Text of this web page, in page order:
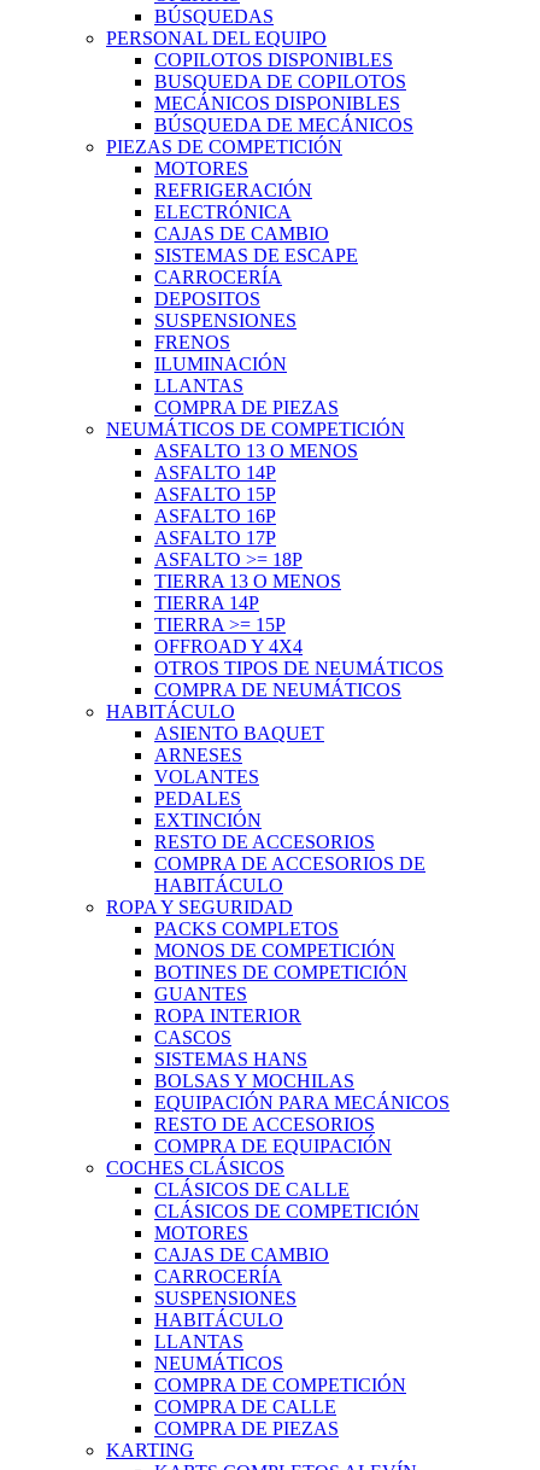
BÚSQUEDAS
PERSONAL DEL EQUIPO
COPILOTOS DISPONIBLES
BUSQUEDA DE COPILOTOS
MECÁNICOS DISPONIBLES
BÚSQUEDA DE MECÁNICOS
PIEZAS DE COMPETICIÓN
MOTORES
REFRIGERACIÓN
ELECTRÓNICA
CAJAS DE CAMBIO
SISTEMAS DE ESCAPE
CARROCERÍA
DEPOSITOS
SUSPENSIONES
FRENOS
ILUMINACIÓN
LLANTAS
COMPRA DE PIEZAS
NEUMÁTICOS DE COMPETICIÓN
ASFALTO 13 O MENOS
ASFALTO 14P
ASFALTO 15P
ASFALTO 16P
ASFALTO 17P
ASFALTO >= 18P
TIERRA 13 O MENOS
TIERRA 14P
TIERRA >= 15P
OFFROAD Y 4X4
OTROS TIPOS DE NEUMÁTICOS
COMPRA DE NEUMÁTICOS
HABITÁCULO
ASIENTO BAQUET
ARNESES
VOLANTES
PEDALES
EXTINCIÓN
RESTO DE ACCESORIOS
COMPRA DE ACCESORIOS DE
HABITÁCULO
ROPA Y SEGURIDAD
PACKS COMPLETOS
MONOS DE COMPETICIÓN
BOTINES DE COMPETICIÓN
GUANTES
ROPA INTERIOR
CASCOS
SISTEMAS HANS
BOLSAS Y MOCHILAS
EQUIPACIÓN PARA MECÁNICOS
RESTO DE ACCESORIOS
COMPRA DE EQUIPACIÓN
COCHES CLÁSICOS
CLÁSICOS DE CALLE
CLÁSICOS DE COMPETICIÓN
MOTORES
CAJAS DE CAMBIO
CARROCERÍA
SUSPENSIONES
HABITÁCULO
LLANTAS
NEUMÁTICOS
COMPRA DE COMPETICIÓN
COMPRA DE CALLE
COMPRA DE PIEZAS
KARTING